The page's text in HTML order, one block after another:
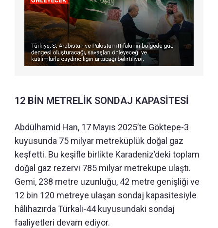
12 BİN METRELİK SONDAJ KAPASİTESİ
Abdülhamid Han, 17 Mayıs 2025’te Göktepe-3
kuyusunda 75 milyar metreküplük doğal gaz
keşfetti. Bu keşifle birlikte Karadeniz’deki toplam
doğal gaz rezervi 785 milyar metreküpe ulaştı.
Gemi, 238 metre uzunluğu, 42 metre genişliği ve
12 bin 120 metreye ulaşan sondaj kapasitesiyle
hâlihazırda Türkali-44 kuyusundaki sondaj
faaliyetleri devam ediyor.